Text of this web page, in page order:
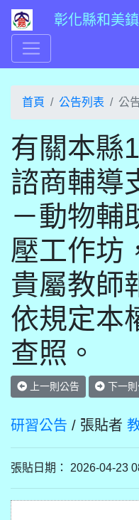
彰化縣和美
首頁 公告列表 公
有關本縣
諮商輔導
－動物輔
壓工作坊
貴屬教師
依規定本
查照。
上一則公告 下一
研習公告 / 張貼者
張貼日期： 2026-04-23